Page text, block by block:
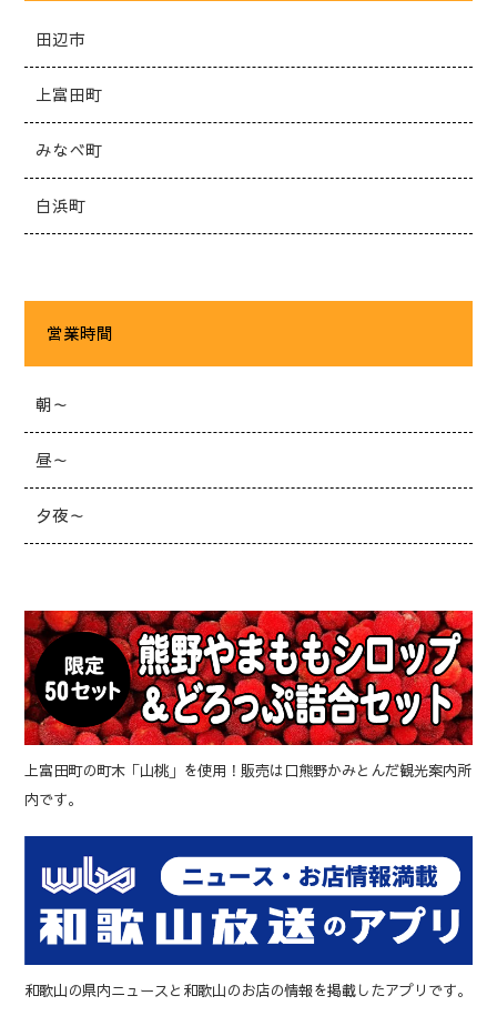
田辺市
上富田町
みなべ町
白浜町
営業時間
朝～
昼～
夕夜～
上富田町の町木「山桃」を使用！販売は口熊野かみとんだ観光案内所
内です。
和歌山の県内ニュースと和歌山のお店の情報を掲載したアプリです。